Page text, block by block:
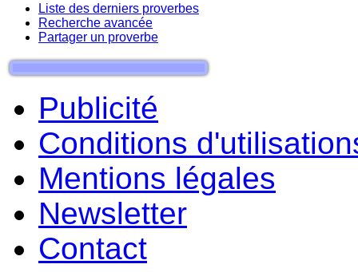
Liste des derniers proverbes
Recherche avancée
Partager un proverbe
Publicité
Conditions
Mentions légales
Newsletter
Contact